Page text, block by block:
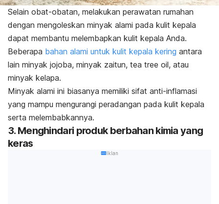
Selain obat-obatan, melakukan perawatan rumahan
dengan mengoleskan minyak alami pada kulit kepala
dapat membantu melembapkan kulit kepala Anda.
Beberapa bahan alami untuk kulit kepala kering antara
lain minyak jojoba, minyak zaitun, tea tree oil, atau
minyak kelapa.
Minyak alami ini biasanya memiliki sifat anti-inflamasi
yang mampu mengurangi peradangan pada kulit kepala
serta melembabkannya.
3. Menghindari produk berbahan kimia yang
keras
Iklan